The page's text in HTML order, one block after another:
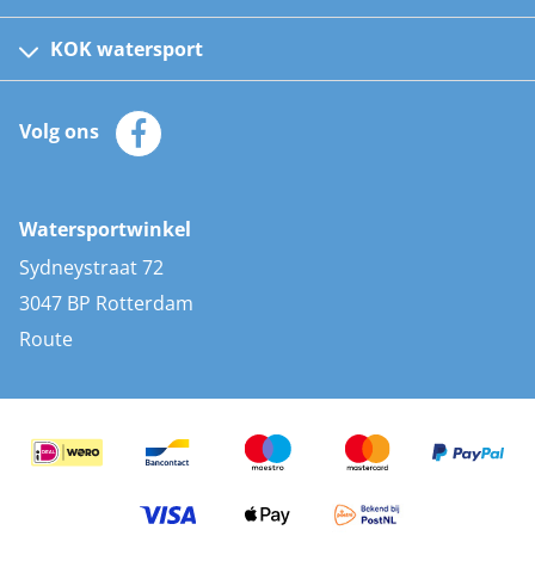
Kinder reddingsvesten
Automatische reddingsvesten
Zeilkleding
Zonnepanelen
AIS transponders
Stootwillen en fenders
Bootkussens
Zwemtrappen
KOK watersport
Klantenservice
Merken
Volg ons
Watersportwinkel
Sydneystraat 72
3047 BP Rotterdam
Route